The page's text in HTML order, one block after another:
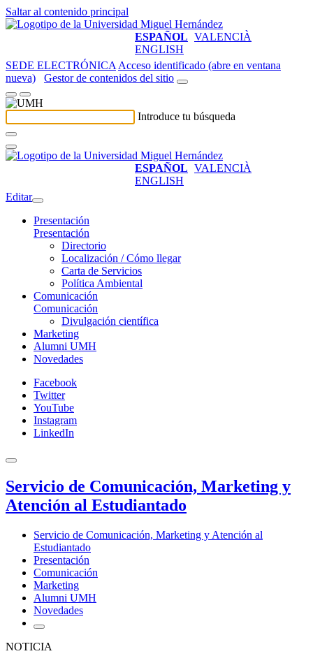
Saltar al contenido principal
ESPAÑOL VALENCIÀ
ENGLISH
SEDE ELECTRÓNICA Acceso identificado (abre en ventana
nueva)
Gestor de contenidos del sitio
Introduce tu búsqueda
ESPAÑOL VALENCIÀ
ENGLISH
Editar
Presentación
Presentación
Directorio
Localización / Cómo llegar
Carta de Servicios
Política Ambiental
Comunicación
Comunicación
Divulgación científica
Marketing
Alumni UMH
Novedades
Facebook
Twitter
YouTube
Instagram
LinkedIn
Servicio de Comunicación, Marketing y
Atención al Estudiantado
Servicio de Comunicación, Marketing y Atención al
Estudiantado
Presentación
Comunicación
Marketing
Alumni UMH
Novedades
NOTICIA